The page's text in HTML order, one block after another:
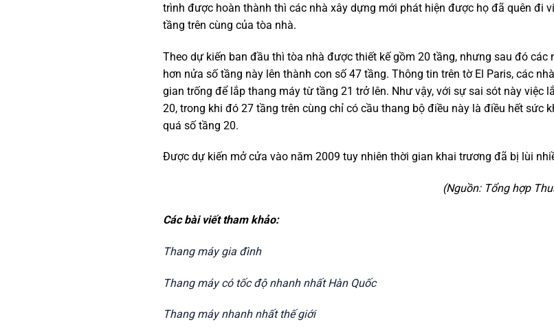
trình được hoàn thành thì các nhà xây dựng mới phát hiện được họ đã quên đi
tầng trên cùng của tòa nhà.
Theo dự kiến ban đầu thì tòa nhà được thiết kế gồm 20 tầng, nhưng sau đó
hơn nửa số tầng này lên thành con số 47 tầng. Thông tin trên tờ El Paris, các
gian trống để lắp thang máy từ tầng 21 trở lên. Như vậy, với sự sai sót này việc
20, trong khi đó 27 tầng trên cùng chỉ có cầu thang bộ điều này là điều hết sức
quá số tầng 20.
Được dự kiến mở cửa vào năm 2009 tuy nhiên thời gian khai trương đã bị lùi
(Nguồn: Tổng hợp
Các bài viết tham khảo:
Thang máy gia đình
Thang máy có tốc độ nhanh nhất Hàn Quốc
Thang máy nhanh nhất thế giới